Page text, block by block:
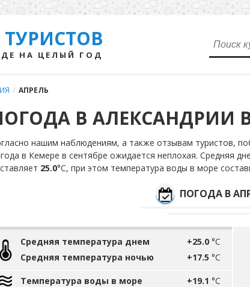
НА ЦЕЛЫЙ ГОД
/ АПРЕЛЬ
В АЛЕКСАНДРИИ
нашим наблюдениям, а также отзывам туристов,
в Кемере в сентябре ожидается неплохая. Средняя
25.0°С, при этом температура воды в море
ПОГОДА В
Средняя температура днем
Средняя температура ночью
+25.0 °C
+17.5 °C
Температура воды в море +19.1 °C